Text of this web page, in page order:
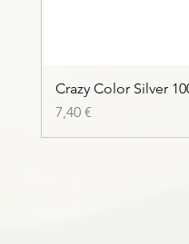
Crazy Color Silver
Цена
7,40 €